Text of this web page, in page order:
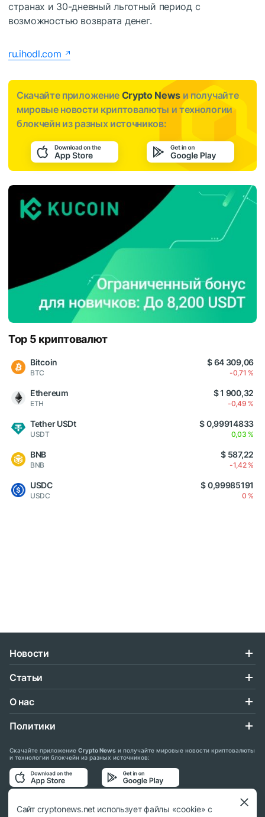
странах и 30-дневный льготный период с
возможностью возврата денег.
ru.ihodl.com
Скачайте приложение Crypto News и получайте
мировые новости криптовалюты и технологии
блокчейн из разных источников:
Top 5 криптовалют
Bitcoin
BTC
$ 64 309,06
-0,71 %
Ethereum
ETH
$ 1 900,32
-0,49 %
Tether USDt
USDT
$ 0,99914833
0,03 %
BNB
BNB
$ 587,22
-1,42 %
USDC
USDC
$ 0,99985191
0 %
Новости
Статьи
О нас
Политики
Скачайте приложение Crypto News и получайте мировые новости криптовалюты
и технологии блокчейн из разных источников:
Подписывайтесь на нас в социальных сетях:
Сайт cryptonews.net использует файлы «cookie» с